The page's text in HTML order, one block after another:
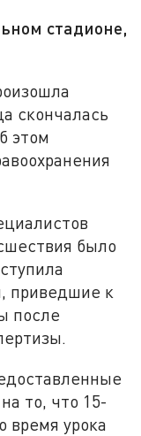
стадионе,
скончалась
этом
было
приведшие к
после
то, что 15-
время урока